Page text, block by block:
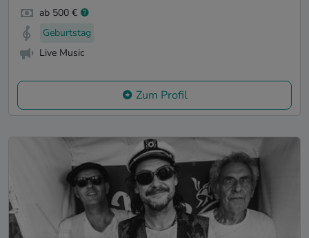
ab 500 €
Geburtstag
Live Music
Zum Profil